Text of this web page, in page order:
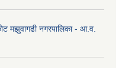
मझुवागढी नगरपालिका - आ.व.